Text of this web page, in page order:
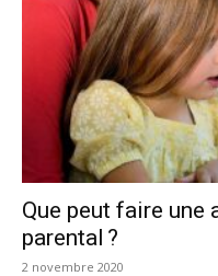
Que peut faire
parental ?
2 novembre 2020